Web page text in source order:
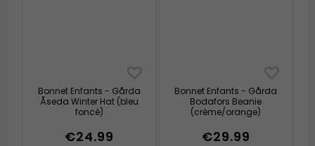
Bonnet Enfants - Gårda
Åseda Winter Hat (bleu
foncé)
€24.99
Bonnet Enfants - Gårda
Bodafors Beanie
(crème/orange)
€29.99